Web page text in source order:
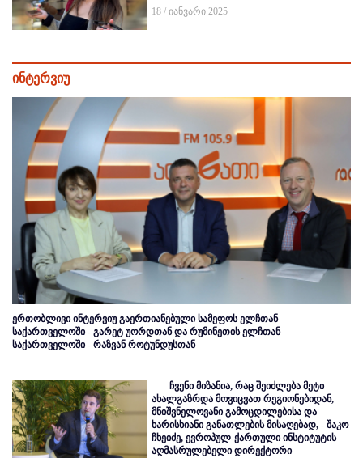
18 / იანვარი 2025
ინტერვიუ
ერთობლივი ინტერვიუ გაერთიანებული სამეფოს ელჩთან
საქართველოში - გარეტ უორდთან და რუმინეთის ელჩთან
საქართველოში - რაზვან როტუნდუსთან
ჩვენი მიზანია, რაც შეიძლება მეტი
ახალგაზრდა მოვიცვათ რეგიონებიდან,
მნიშვნელოვანი გამოცდილებისა და
ხარისხიანი განათლების მისაღებად, - შაკო
ჩხეიძე, ევროპულ-ქართული ინსტიტუტის
აღმასრულებელი დირექტორი